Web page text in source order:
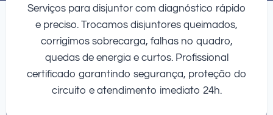
Serviços para disjuntor com diagnóstico rápido
e preciso. Trocamos disjuntores queimados,
corrigimos sobrecarga, falhas no quadro,
quedas de energia e curtos. Profissional
certificado garantindo segurança, proteção do
circuito e atendimento imediato 24h.